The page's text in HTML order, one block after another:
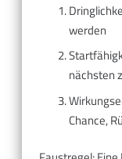
werden
nächsten
Chance,